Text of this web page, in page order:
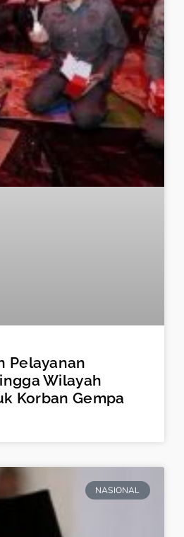
Pelayanan
Wilayah
Korban Gempa
NASIONAL